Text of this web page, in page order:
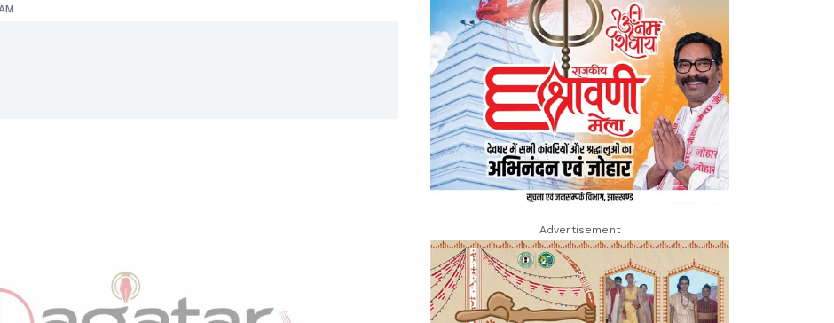
Advertisement